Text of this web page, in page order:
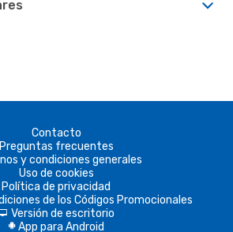
Contacto
Preguntas frecuentes
y condiciones generales
Uso de cookies
Política de privacidad
de los Códigos Promocionales
Versión de escritorio
A App para Android